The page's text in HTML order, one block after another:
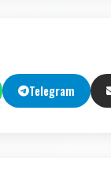
Telegram